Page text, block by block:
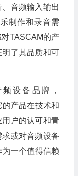
音频输入输出
制作和录音需
TASCAM的产
了其品质和可
设备品牌，
产品在技术和
户的认可和青
或对音频设备
一个值得信赖